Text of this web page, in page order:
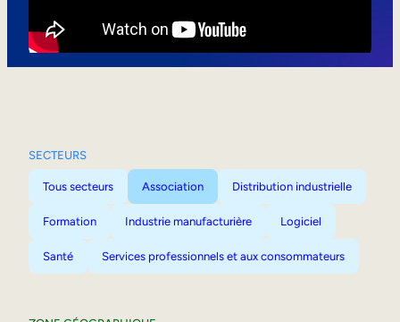
SECTEURS
Tous secteurs Association Distribution industrielle
Formation Industrie manufacturière Logiciel
Santé Services professionnels et aux consommateurs